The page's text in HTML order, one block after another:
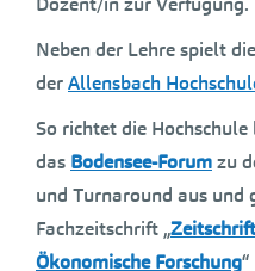
Neben der Lehre spielt
derAllensbach
So richtet die
das Bodensee-Forumzu
und Turnaround aus und
Fachzeitschrift „
Ökonomische Forschung